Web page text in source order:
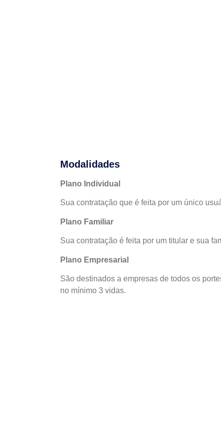
Modalidades
Plano Individual
Sua contratação que é feita por um único
Plano Familiar
Sua contratação é feita por um titular e sua
Plano Empresarial
São destinados a empresas de todos os
no mínimo 3 vidas.